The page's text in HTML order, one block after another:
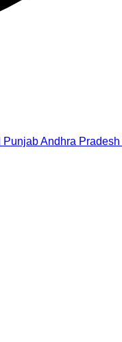
PunjabAndhra Pradesh